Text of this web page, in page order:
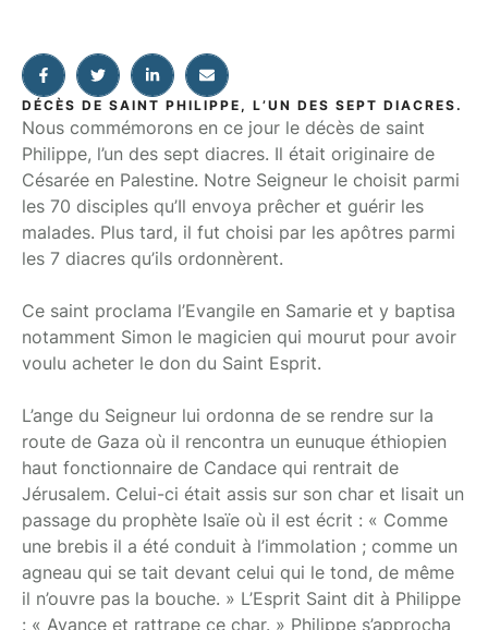
DÉCÈS DE SAINT PHILIPPE, L’UN DES SEPT DIACRES.
Nous commémorons en ce jour le décès de saint
Philippe, l’un des sept diacres. Il était originaire de
Césarée en Palestine. Notre Seigneur le choisit parmi
les 70 disciples qu’Il envoya prêcher et guérir les
malades. Plus tard, il fut choisi par les apôtres parmi
les 7 diacres qu’ils ordonnèrent.
Ce saint proclama l’Evangile en Samarie et y baptisa
notamment Simon le magicien qui mourut pour avoir
voulu acheter le don du Saint Esprit.
L’ange du Seigneur lui ordonna de se rendre sur la
route de Gaza où il rencontra un eunuque éthiopien
haut fonctionnaire de Candace qui rentrait de
Jérusalem. Celui-ci était assis sur son char et lisait un
passage du prophète Isaïe où il est écrit : « Comme
une brebis il a été conduit à l’immolation ; comme un
agneau qui se tait devant celui qui le tond, de même
il n’ouvre pas la bouche. » L’Esprit Saint dit à Philippe
: « Avance et rattrape ce char. » Philippe s’approcha